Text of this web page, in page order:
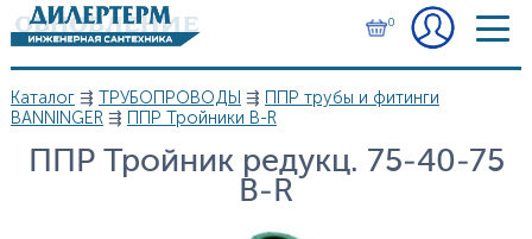
Перейти к основному содержанию
0
Вы здесь
Каталог⇶ ТРУБОПРОВОДЫ ⇶ ППР трубы и фитинги
BANNINGER⇶ ППР Тройники B-R
ППР Тройник редукц. 75-40-75
B-R